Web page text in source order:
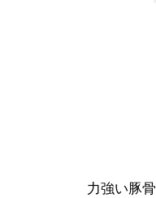
力強い豚